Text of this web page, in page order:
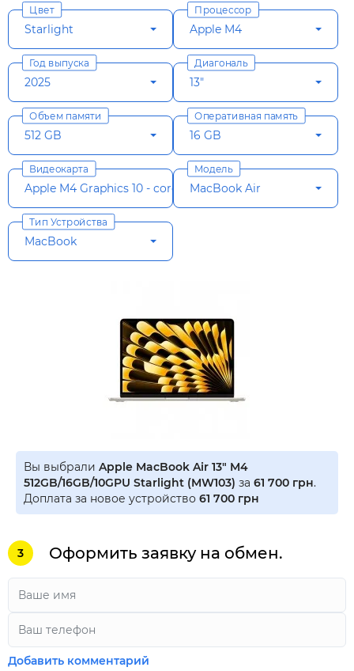
Цвет
Starlight
Процессор
Apple M4
Год выпуска
2025
Диагональ
13"
Объем памяти
512 GB
Оперативная память
16 GB
Видеокарта
Apple M4 Graphics 10 - core
Модель
MacBook Air
Тип Устройства
MacBook
Вы выбрали Apple MacBook Air 13" M4
512GB/16GB/10GPU Starlight (MW103) за 61 700 грн.
Доплата за новое устройство 61 700 грн
3 Оформить заявку на обмен.
Добавить комментарий